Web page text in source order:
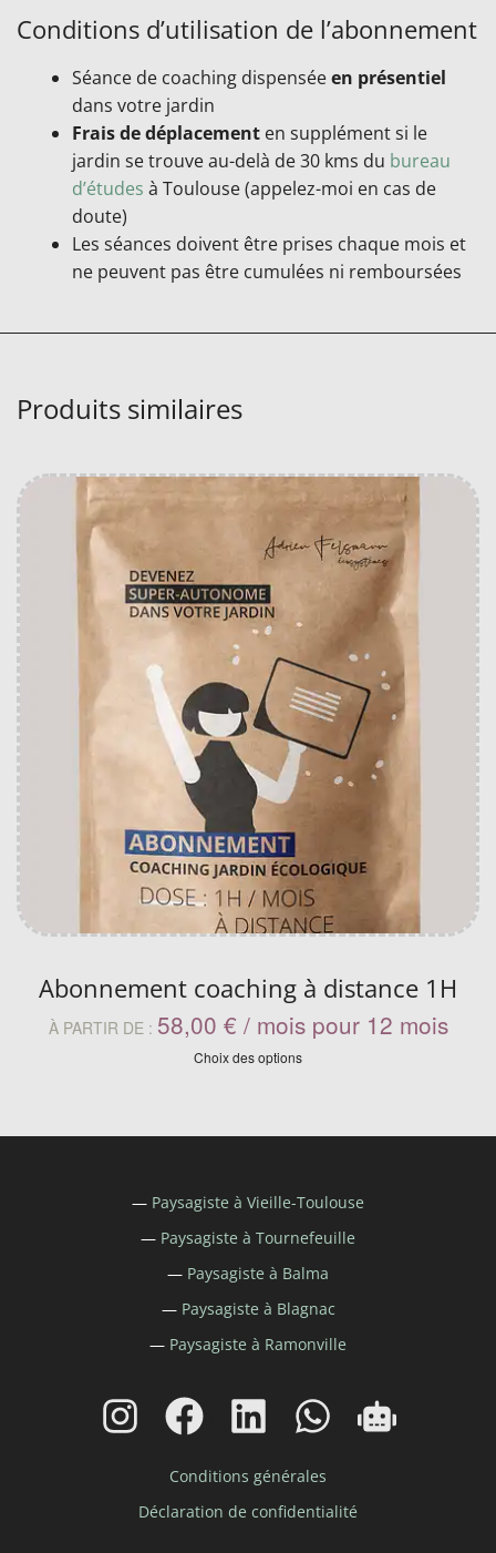
Conditions d’utilisation de l’abonnement
Séance de coaching dispenséeen présentiel
dans votre jardin
Frais de déplacement en supplément si le
jardin se trouve au-delà de 30 kms du bureau
d’études à Toulouse (appelez-moi en cas de
doute)
Les séances doivent être prises chaque mois et
ne peuvent pas être cumulées ni remboursées
Produits similaires
Abonnement coaching à distance 1H
À PARTIR DE : 58,00 € / mois pour 12 mois
Choix des options
— Paysagiste à Vieille-Toulouse
— Paysagiste à Tournefeuille
— Paysagiste à Balma
— Paysagiste à Blagnac
— Paysagiste à Ramonville
Conditions générales
Déclaration de confidentialité